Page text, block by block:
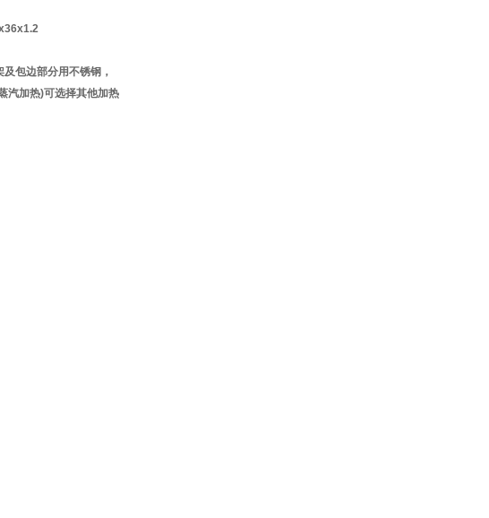
包边部分用不锈钢，
汽加热)可选择其他加热